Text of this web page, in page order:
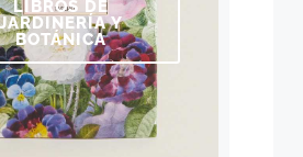
LIBROS DE
JARDINERÍA Y
BOTÁNICA